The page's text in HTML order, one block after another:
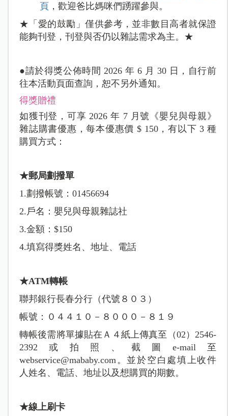
頁，歡迎爸比媽咪們踴躍參與。
★「愛的鼓勵」僅供參考，並非數目高者就保證
能夠刊登，刊登與否仍以雜誌需求為主。★
●請於得獎公佈時間 2026 年 6 月 30 日，自行前
往本活動頁面查詢，恕不另外通知。
得獎贈禮
如獲刊登，可享 2026 年 7 月號《嬰兒與母親》
雜誌購書優惠，每本優惠價 $ 150，有以下 3 種
購買方式：
★郵局劃撥單
1.劃撥帳號：01456694
2.戶名：嬰兒與母親雜誌社
3.金額：$150
4.填寫得獎姓名、地址、電話
★ATM轉帳
聯邦銀行長春分行（代號８０３）
帳號：０４４１０－８０００－８１９
轉帳後需將單據貼在Ａ４紙上傳真至（02）2546-
2392或拍照、截圖e-mail至
webservice@mababy.com 。並於空白處填上收件
人姓名、電話、地址以及想購買的期數。
★線上刷卡